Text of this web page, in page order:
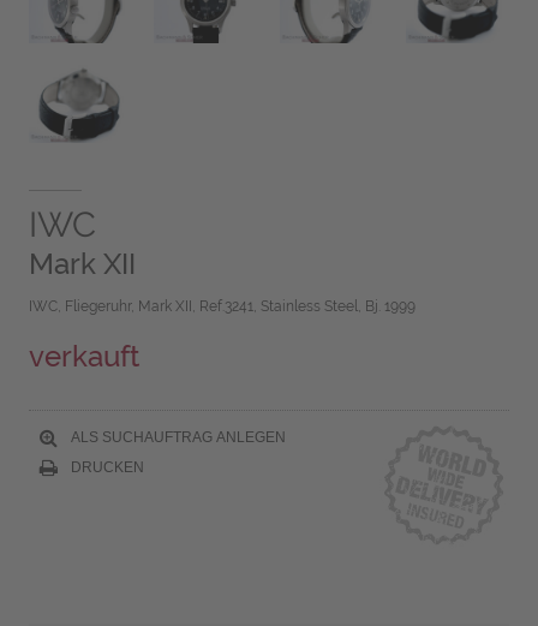
IWC
Mark XII
IWC, Fliegeruhr, Mark XII, Ref.3241, Stainless Steel, Bj. 1999
verkauft
ALS SUCHAUFTRAG ANLEGEN
DRUCKEN